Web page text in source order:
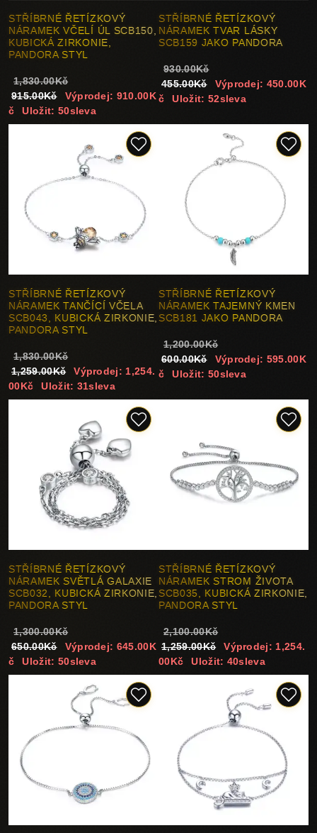
STŘÍBRNÉ ŘETÍZKOVÝ
NÁRAMEK VČELÍ ÚL SCB150,
KUBICKÁ ZIRKONIE,
PANDORA STYL
1,830.00Kč
915.00Kč
Výprodej: 910.00K
č
Uložit: 50sleva
STŘÍBRNÉ ŘETÍZKOVÝ
NÁRAMEK TVAR LÁSKY
SCB159 JAKO PANDORA
930.00Kč
455.00Kč
Výprodej: 450.00K
č
Uložit: 52sleva
STŘÍBRNÉ ŘETÍZKOVÝ
NÁRAMEK TANČÍCÍ VČELA
SCB043, KUBICKÁ ZIRKONIE,
PANDORA STYL
1,830.00Kč
1,259.00Kč
Výprodej: 1,254.
00Kč
Uložit: 31sleva
STŘÍBRNÉ ŘETÍZKOVÝ
NÁRAMEK TAJEMNÝ KMEN
SCB181 JAKO PANDORA
1,200.00Kč
600.00Kč
Výprodej: 595.00K
č
Uložit: 50sleva
STŘÍBRNÉ ŘETÍZKOVÝ
NÁRAMEK SVĚTLÁ GALAXIE
SCB032, KUBICKÁ ZIRKONIE,
PANDORA STYL
1,300.00Kč
650.00Kč
Výprodej: 645.00K
č
Uložit: 50sleva
STŘÍBRNÉ ŘETÍZKOVÝ
NÁRAMEK STROM ŽIVOTA
SCB035, KUBICKÁ ZIRKONIE,
PANDORA STYL
2,100.00Kč
1,259.00Kč
Výprodej: 1,254.
00Kč
Uložit: 40sleva